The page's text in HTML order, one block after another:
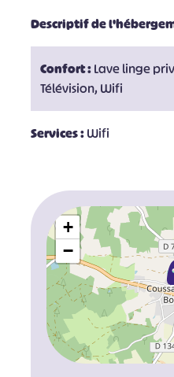
Descriptif de
Confort :Lave linge
Télévision, Wifi
Services :Wifi
+
−